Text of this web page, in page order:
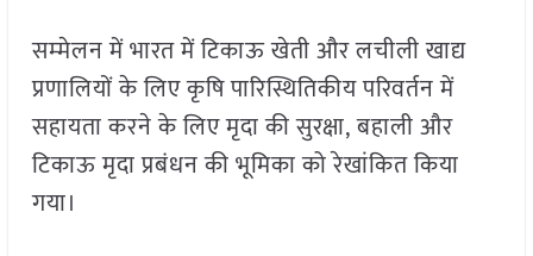
सम्‍मेलन में भारत में टिकाऊ खेती और लचीली खाद्य
प्रणालियों के लिए कृषि पारिस्थितिकीय परिवर्तन में
सहायता करने के लिए मृदा की सुरक्षा, बहाली और
टिकाऊ मृदा प्रबंधन की भूमिका को रेखांकित किया
गया।